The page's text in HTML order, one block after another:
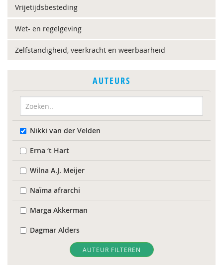
Vrijetijdsbesteding
Wet- en regelgeving
Zelfstandigheid, veerkracht en weerbaarheid
AUTEURS
Nikki van der Velden
Erna ‘t Hart
Wilna A.J. Meijer
Naïma afrarchi
Marga Akkerman
Dagmar Alders
Astrid Altena AUTEUR FILTEREN